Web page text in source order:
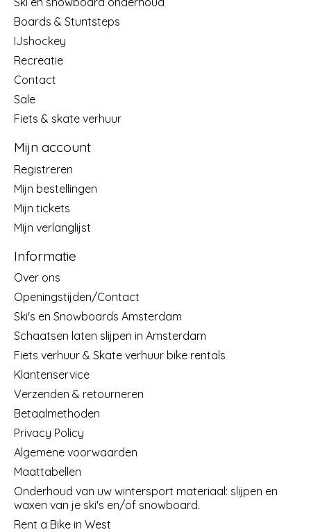
Boards & Stuntsteps
IJshockey
Recreatie
Contact
Sale
Fiets & skate verhuur
Mijn account
Registreren
Mijn bestellingen
Mijn tickets
Mijn verlanglijst
Informatie
Over ons
Openingstijden/Contact
Ski's en Snowboards Amsterdam
Schaatsen laten slijpen in Amsterdam
Fiets verhuur & Skate verhuur bike rentals
Klantenservice
Verzenden & retourneren
Betaalmethoden
Privacy Policy
Algemene voorwaarden
Maattabellen
Onderhoud van uw wintersport materiaal: slijpen en
waxen van je ski's en/of snowboard.
Rent a Bike in West